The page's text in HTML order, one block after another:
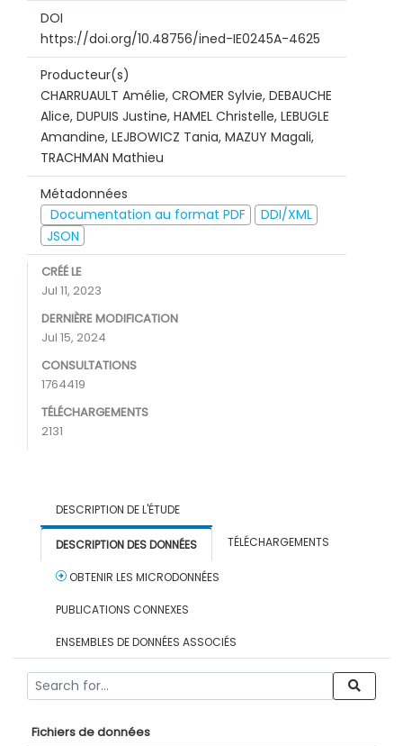
DOI
https://doi.org/10.48756/ined-IE0245A-4625
Producteur(s)
CHARRUAULT Amélie, CROMER Sylvie, DEBAUCHE
Alice, DUPUIS Justine, HAMEL Christelle, LEBUGLE
Amandine, LEJBOWICZ Tania, MAZUY Magali,
TRACHMAN Mathieu
Métadonnées
Documentation au format PDF
DDI/XML
JSON
CRÉÉ LE
Jul 11, 2023
DERNIÈRE MODIFICATION
Jul 15, 2024
CONSULTATIONS
1764419
TÉLÉCHARGEMENTS
2131
DESCRIPTION DE L'ÉTUDE
DESCRIPTION DES DONNÉES TÉLÉCHARGEMENTS
OBTENIR LES MICRODONNÉES
PUBLICATIONS CONNEXES
ENSEMBLES DE DONNÉES ASSOCIÉS
Fichiers de données